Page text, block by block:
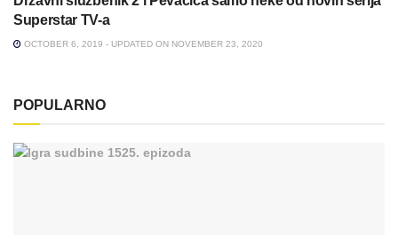
Superstar TV-a
OCTOBER 6, 2019 - UPDATED ON NOVEMBER 23, 2020
POPULARNO